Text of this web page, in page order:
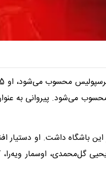
می‌شود. پیروانی به
باشگاه داشت. او دستیار
گل‌محمدی، اوسمار